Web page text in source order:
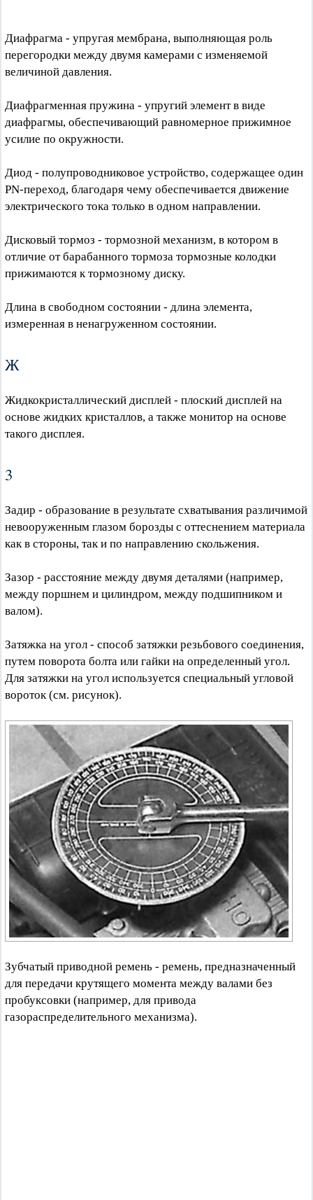
Диафрагма - упругая мембрана, выполняющая роль
перегородки между двумя камерами с изменяемой
величиной давления.
Диафрагменная пружина - упругий элемент в виде
диафрагмы, обеспечивающий равномерное прижимное
усилие по окружности.
Диод - полупроводниковое устройство, содержащее один
PN-переход, благодаря чему обеспечивается движение
электрического тока только в одном направлении.
Дисковый тормоз - тормозной механизм, в котором в
отличие от барабанного тормоза тормозные колодки
прижимаются к тормозному диску.
Длина в свободном состоянии - длина элемента,
измеренная в ненагруженном состоянии.
Ж
Жидкокристаллический дисплей - плоский дисплей на
основе жидких кристаллов, а также монитор на основе
такого дисплея.
3
Задир - образование в результате схватывания различимой
невооруженным глазом борозды с оттеснением материала
как в стороны, так и по направлению скольжения.
Зазор - расстояние между двумя деталями (например,
между поршнем и цилиндром, между подшипником и
валом).
Затяжка на угол - способ затяжки резьбового соединения,
путем поворота болта или гайки на определенный угол.
Для затяжки на угол используется специальный угловой
вороток (см. рисунок).
Зубчатый приводной ремень - ремень, предназначенный
для передачи крутящего момента между валами без
пробуксовки (например, для привода
газораспределительного механизма).